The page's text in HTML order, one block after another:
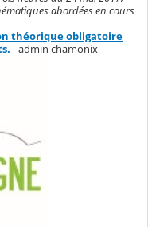
abordées en cours
théorique obligatoire
- admin chamonix